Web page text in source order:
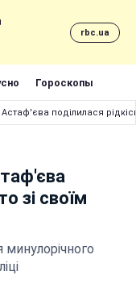
rbc.ua
Гороскопы
поділилася
зі своїм